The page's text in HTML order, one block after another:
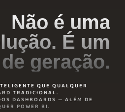
Não é uma
É um
geração.
QUE QUALQUER
TRADICIONAL.
DASHBOARDS — ALÉM DE
POWER BI.